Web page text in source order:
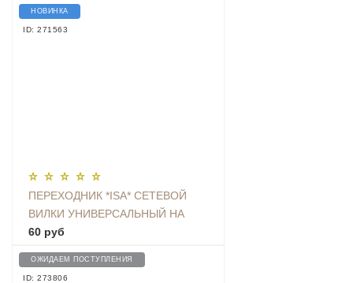
НОВИНКА
ID: 271563
ПЕРЕХОДНИК *ISA* СЕТЕВОЙ
ВИЛКИ УНИВЕРСАЛЬНЫЙ НА
ЕВРО С ЗАЗЕМЛЕНИЕМ KT-168
60 руб
ОЖИДАЕМ ПОСТУПЛЕНИЯ
ID: 273806